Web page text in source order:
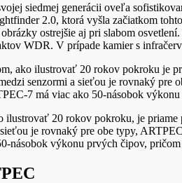
siedmej generácii oveľa
2.0, ktorá vyšla začiatkom
ostrejšie aj pri slabom
WDR. V prípade kamier s
ako ilustrovať 20 rokov pokroku je
senzormi a sieťou je rovnaký pre
7 má viac ako 50-násobok
ilustrovať 20 rokov pokroku, je
je rovnaký pre obe typy,
násobok výkonu prvých čipov,